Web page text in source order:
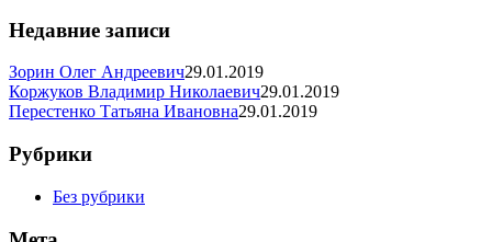
Недавние записи
Зорин Олег Андреевич29.01.2019
Коржуков Владимир Николаевич29.01.2019
Перестенко Татьяна Ивановна29.01.2019
Рубрики
Без рубрики